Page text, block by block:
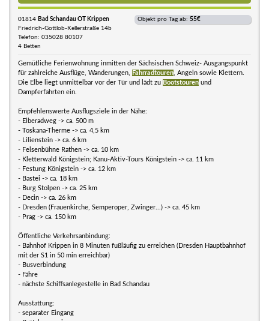
01814 Bad Schandau OT Krippen
Friedrich-Gottlob-Kellerstraße 14b
Telefon: 035028 80107
4 Betten
Objekt pro Tag ab: 55€
Gemütliche Ferienwohnung inmitten der Sächsischen Schweiz- Ausgangspunkt
für zahlreiche Ausflüge, Wanderungen,
Fahrradtouren , Angeln sowie Klettern.
Die Elbe liegt unmittelbar vor der Tür und lädt zu Bootstouren und
Dampferfahrten ein.
Empfehlenswerte Ausflugsziele in der Nähe:
- Elberadweg -> ca. 500 m
- Toskana-Therme -> ca. 4,5 km
- Lilienstein -> ca. 6 km
- Felsenbühne Rathen -> ca. 10 km
- Kletterwald Königstein; Kanu-Aktiv-Tours Königstein -> ca. 11 km
- Festung Königstein -> ca. 12 km
- Bastei -> ca. 18 km
- Burg Stolpen -> ca. 25 km
- Decin -> ca. 26 km
- Dresden (Frauenkirche, Semperoper, Zwinger...) -> ca. 45 km
- Prag -> ca. 150 km
Öffentliche Verkehrsanbindung:
- Bahnhof Krippen in 8 Minuten fußläufig zu erreichen (Dresden Hauptbahnhof
mit der S1 in 50 min erreichbar)
- Busverbindung
- Fähre
- nächste Schiffsanlegestelle in Bad Schandau
Ausstattung:
- separater Eingang